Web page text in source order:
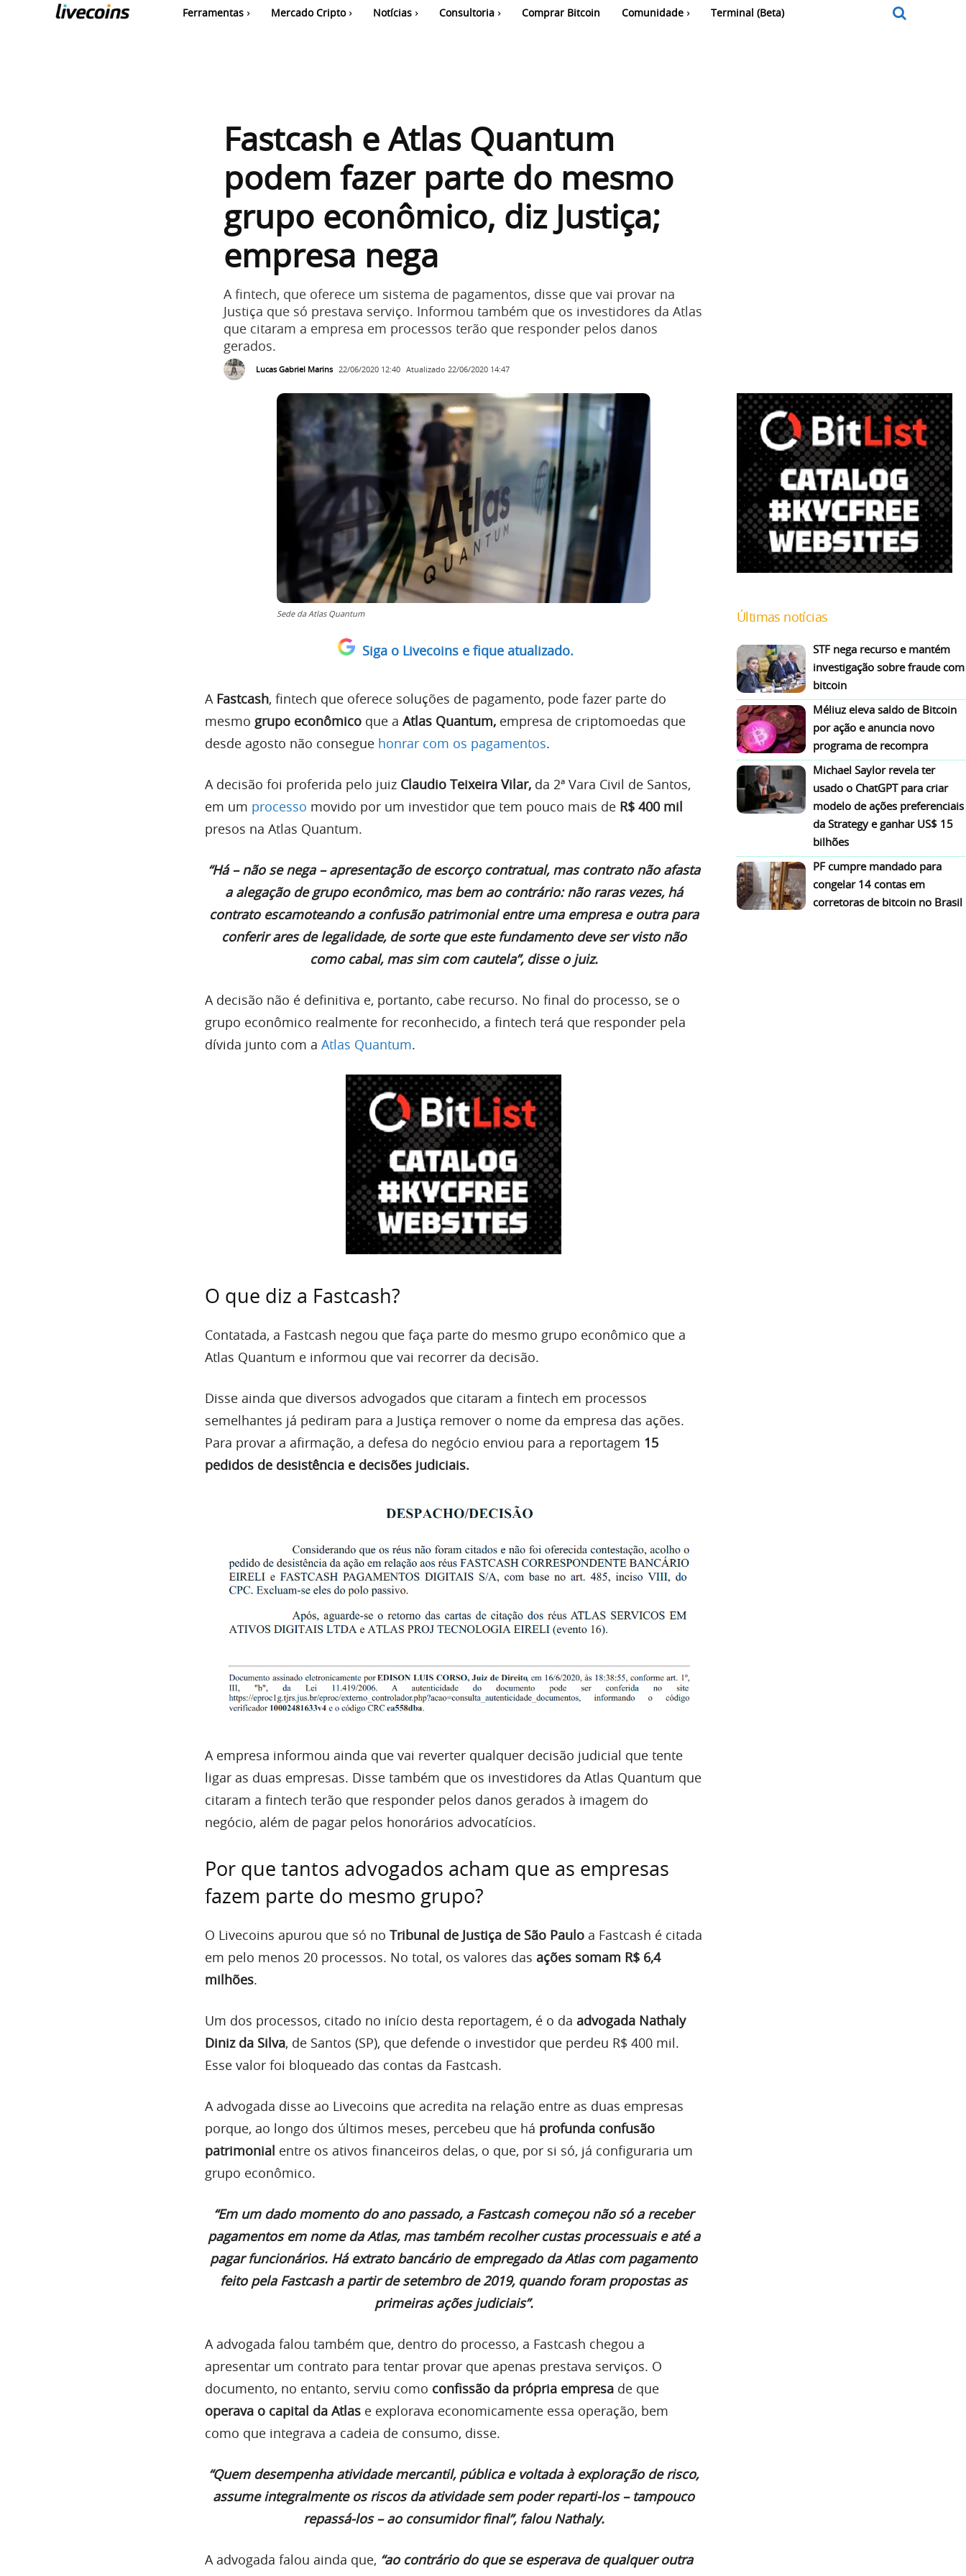
Ferramentas Mercado Cripto Notícias Consultoria Comprar Bitcoin Comunidade Terminal (Beta)
Fastcash e Atlas Quantum
podem fazer parte do mesmo
grupo econômico, diz Justiça;
empresa nega
A fintech, que oferece um sistema de pagamentos, disse que vai provar na
Justiça que só prestava serviço. Informou também que os investidores da Atlas
que citaram a empresa em processos terão que responder pelos danos
gerados.
Lucas Gabriel Marins 22/06/2020 12:40 Atualizado 22/06/2020 14:47
Sede da Atlas Quantum
Siga o Livecoins e fique atualizado.
AFastcash, fintech que oferece soluções de pagamento, pode fazer parte do
mesmo grupo econômico que a Atlas Quantum, empresa de criptomoedas que
desde agosto não consegue honrar com os pagamentos.
A decisão foi proferida pelo juiz Claudio Teixeira Vilar, da 2ª Vara Civil de Santos,
em um processo movido por um investidor que tem pouco mais de R$ 400 mil
presos na Atlas Quantum.
“Há – não se nega – apresentação de escorço contratual, mas contrato não afasta
a alegação de grupo econômico, mas bem ao contrário: não raras vezes, há
contrato escamoteando a confusão patrimonial entre uma empresa e outra para
conferir ares de legalidade, de sorte que este fundamento deve ser visto não
como cabal, mas sim com cautela”, disse o juiz.
A decisão não é definitiva e, portanto, cabe recurso. No final do processo, se o
grupo econômico realmente for reconhecido, a fintech terá que responder pela
dívida junto com a Atlas Quantum.
O que diz a Fastcash?
Contatada, a Fastcash negou que faça parte do mesmo grupo econômico que a
Atlas Quantum e informou que vai recorrer da decisão.
Disse ainda que diversos advogados que citaram a fintech em processos
semelhantes já pediram para a Justiça remover o nome da empresa das ações.
Para provar a afirmação, a defesa do negócio enviou para a reportagem 15
pedidos de desistência e decisões judiciais.
A empresa informou ainda que vai reverter qualquer decisão judicial que tente
ligar as duas empresas. Disse também que os investidores da Atlas Quantum que
citaram a fintech terão que responder pelos danos gerados à imagem do
negócio, além de pagar pelos honorários advocatícios.
Por que tantos advogados acham que as empresas
fazem parte do mesmo grupo?
O Livecoins apurou que só no Tribunal de Justiça de São Paulo a Fastcash é citada
em pelo menos 20 processos. No total, os valores das ações somam R$ 6,4
milhões.
Um dos processos, citado no início desta reportagem, é o da advogada Nathaly
Diniz da Silva, de Santos (SP), que defende o investidor que perdeu R$ 400 mil.
Esse valor foi bloqueado das contas da Fastcash.
A advogada disse ao Livecoins que acredita na relação entre as duas empresas
porque, ao longo dos últimos meses, percebeu que há profunda confusão
patrimonial entre os ativos financeiros delas, o que, por si só, já configuraria um
grupo econômico.
“Em um dado momento do ano passado, a Fastcash começou não só a receber
pagamentos em nome da Atlas, mas também recolher custas processuais e até a
pagar funcionários. Há extrato bancário de empregado da Atlas com pagamento
feito pela Fastcash a partir de setembro de 2019, quando foram propostas as
primeiras ações judiciais”.
A advogada falou também que, dentro do processo, a Fastcash chegou a
apresentar um contrato para tentar provar que apenas prestava serviços. O
documento, no entanto, serviu como confissão da própria empresa de que
operava o capital da Atlas e explorava economicamente essa operação, bem
como que integrava a cadeia de consumo, disse.
“Quem desempenha atividade mercantil, pública e voltada à exploração de risco,
assume integralmente os riscos da atividade sem poder reparti-los – tampouco
repassá-los – ao consumidor final”, falou Nathaly.
A advogada falou ainda que, “ao contrário do que se esperava de qualquer outra
Últimas notícias
STF nega recurso e mantém
investigação sobre fraude com
bitcoin
Méliuz eleva saldo de Bitcoin
por ação e anuncia novo
programa de recompra
Michael Saylor revela ter
usado o ChatGPT para criar
modelo de ações preferenciais
da Strategy e ganhar US$ 15
bilhões
PF cumpre mandado para
congelar 14 contas em
corretoras de bitcoin no Brasil